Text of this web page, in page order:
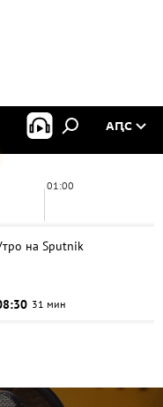
АԤС
01:00
на Sputnik
31 мин